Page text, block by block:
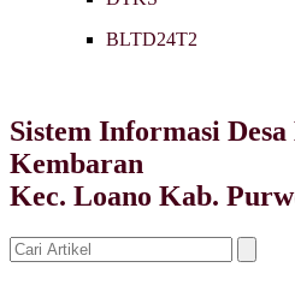
BLTD24T2
Sistem Informasi Desa
Kembaran
Kec. Loano Kab.